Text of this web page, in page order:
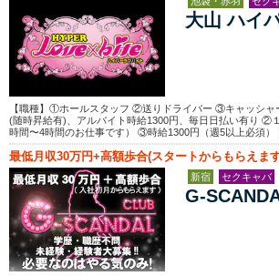
大山 ハイ
【職種】①ホールスタッフ ②送りドライバー ③キャッシ
(随時昇給有)、アルバイト時給1300円、毎日日払い有り ②
時間〜4時間のお仕事です） ③時給1300円（週5以上必須）
最低月収30万円+高額歩合(スタートからもらえま
新宿 セクキャバ
G-